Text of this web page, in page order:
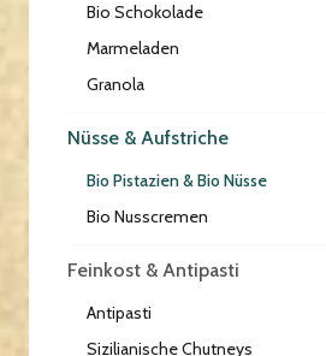
Bio Schokolade
Marmeladen
Granola
Nüsse & Aufstriche
Bio Pistazien & Bio Nüsse
Bio Nusscremen
Feinkost & Antipasti
Antipasti
Sizilianische Chutneys